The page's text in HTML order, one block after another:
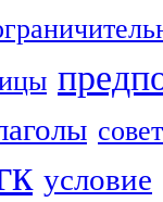
совет
условие